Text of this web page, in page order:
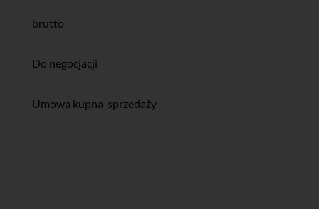
brutto
Do negocjacji
Umowa kupna-sprzedaży